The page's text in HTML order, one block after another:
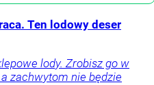
Ten lodowy deser
lody. Zrobisz go w
zachwytom nie będzie